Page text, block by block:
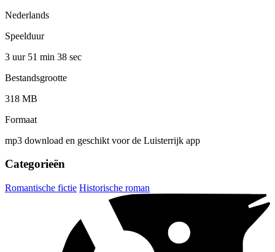
Nederlands
Speelduur
3 uur 51 min 38 sec
Bestandsgrootte
318 MB
Formaat
mp3 download en geschikt voor de Luisterrijk app
Categorieën
Romantische fictie Historische roman